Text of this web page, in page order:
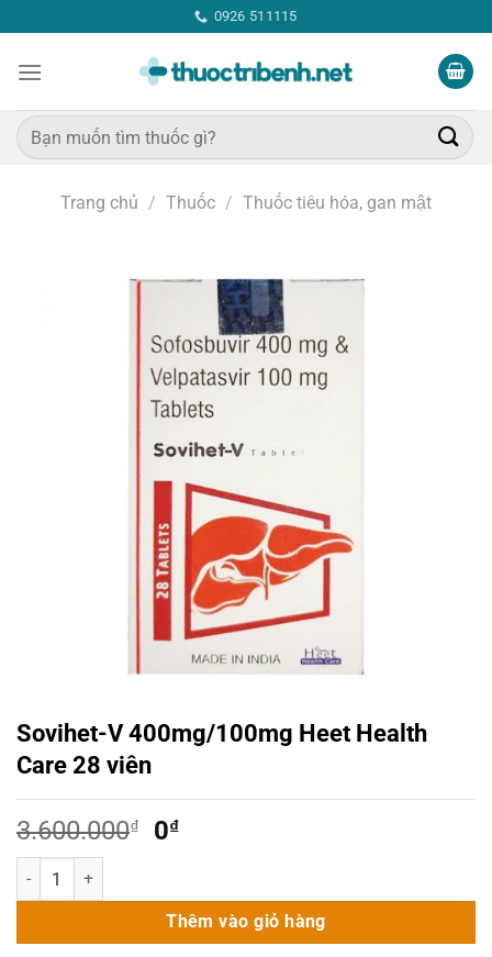
qua
nội
0926 511115
Tìm
kiếm:
Trang chủ / Thuốc / Thuốc tiêu hóa, gan mật
Sovihet-V 400mg/100mg Heet Health
Care 28 viên
3.600.000₫
Giá
3.600.000₫.
0₫Giá
là:
0₫.
Sovihet-V 400mg/100mg Heet Health Care 28 viên số lượng
Thêm vào giỏ hàng